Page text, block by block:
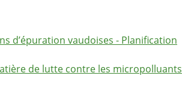
d’épuration vaudoises - Planification
de lutte contre les micropolluants